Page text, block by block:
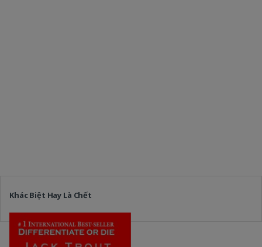
Khác Biệt Hay Là Chết